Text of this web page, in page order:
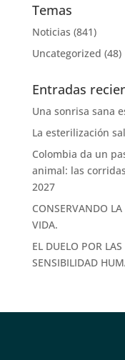
Temas
Noticias (841)
Uncategorized (48)
Entradas
Una sonrisa sana
La esterilización
Colombia da un
animal: las
2027
CONSERVANDO
VIDA.
EL DUELO POR
SENSIBILIDAD